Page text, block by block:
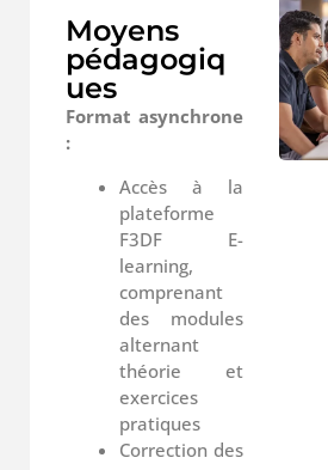
Moyens
pédagogiq
ues
Format asynchrone
:
Accès à la
plateforme
F3DF E-
learning,
comprenant
des modules
alternant
théorie et
exercices
pratiques
Correction des